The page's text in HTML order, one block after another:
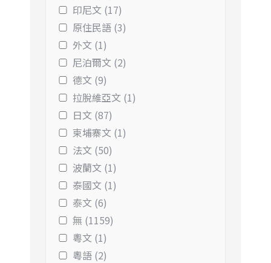
印尼文 (17)
原住民語 (3)
外文 (1)
尼泊爾文 (2)
德文 (9)
拉脫維亞文 (1)
日文 (87)
柬埔寨文 (1)
法文 (50)
波蘭文 (1)
泰國文 (1)
泰文 (6)
無 (1159)
粵文 (1)
粵語 (2)